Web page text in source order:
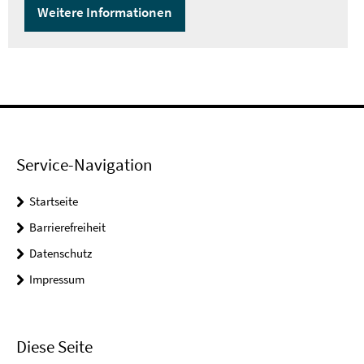
Weitere Informationen
Service-Navigation
Startseite
Barrierefreiheit
Datenschutz
Impressum
Diese Seite